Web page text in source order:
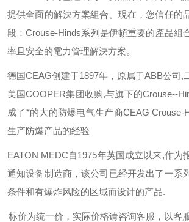
提供全面的解決方案組合。現在，您信任的
段：Crouse-Hinds系列是伊頓重要的產品組
率且安全的電力管理解決方案。
德国CEAG创建于1897年，原属于ABB公司,
美国COOPER集团收购,与旗下的Crouse--
成了*的大的防爆电气生产商CEAG Crouse-
生产防爆产品的经验
EATON MEDC自1975年英国成立以来,作为
通知设备制造商，该公司已经开发出了一系
条件和有爆炸风险的区域而设计的产品.
标价为统一价，实际价格请咨询客服，以客